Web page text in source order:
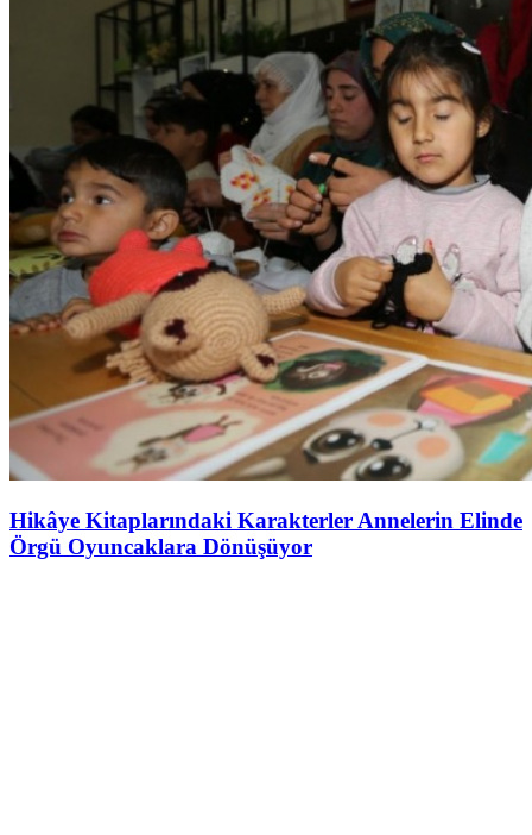
Hikâye Kitaplarındaki Karakterler Annelerin Elinde
Örgü Oyuncaklara Dönüşüyor